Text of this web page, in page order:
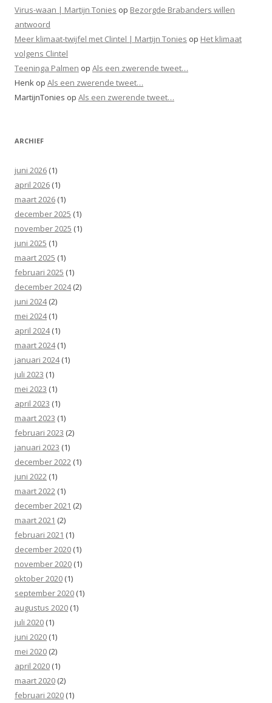
Virus-waan | Martijn Tonies op Bezorgde Brabanders willen
antwoord
Meer klimaat-twijfel met Clintel | Martijn Tonies op Het klimaat
volgens Clintel
Teeninga Palmen op Als een zwerende tweet…
Henk op Als een zwerende tweet…
MartijnTonies op Als een zwerende tweet…
ARCHIEF
juni 2026 (1)
april 2026 (1)
maart 2026 (1)
december 2025 (1)
november 2025 (1)
juni 2025 (1)
maart 2025 (1)
februari 2025 (1)
december 2024(2)
juni 2024(2)
mei 2024(1)
april 2024(1)
maart 2024(1)
januari 2024(1)
juli 2023 (1)
mei 2023 (1)
april 2023 (1)
maart 2023 (1)
februari 2023 (2)
januari 2023 (1)
december 2022 (1)
juni 2022 (1)
maart 2022 (1)
december 2021 (2)
maart 2021 (2)
februari 2021 (1)
december 2020 (1)
november 2020 (1)
oktober 2020 (1)
september 2020 (1)
augustus 2020 (1)
juli 2020 (1)
juni 2020 (1)
mei 2020 (2)
april 2020 (1)
maart 2020 (2)
februari 2020 (1)